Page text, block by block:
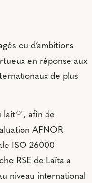
ou d’ambitions
en réponse aux
de plus
lait®", afin de
AFNOR
ISO 26000
RSE de Laïta a
niveau international